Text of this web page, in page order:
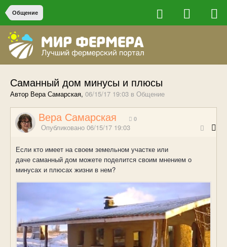
Общение
Саманный дом минусы и плюсы
Автор Вера Самарская, 06/15/17 19:03 в Общение
Вера Самарская 0
Опубликовано 06/15/17 19:03
Если кто имеет на своем земельном участке или
даче саманный дом можете поделится своим мнением о
минусах и плюсах жизни в нем?